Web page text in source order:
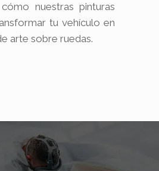
nuestras pinturas
tu vehículo en
arte sobre ruedas.